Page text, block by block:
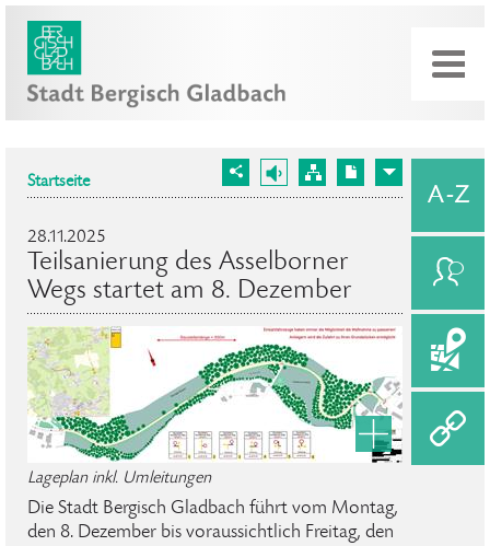
Startseite
28.11.2025
Teilsanierung des Asselborner
Wegs startet am 8. Dezember
Lageplan inkl. Umleitungen
Die Stadt Bergisch Gladbach führt vom Montag,
den 8. Dezember bis voraussichtlich Freitag, den